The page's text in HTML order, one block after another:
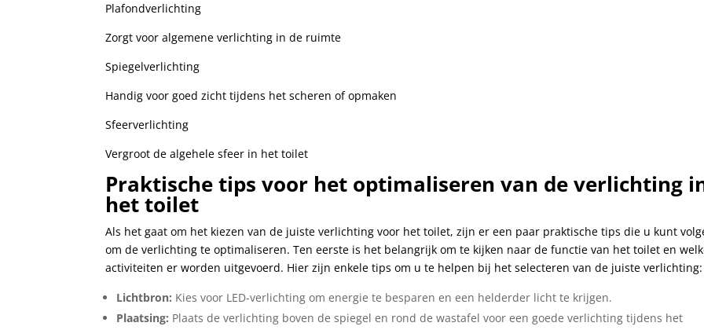
Plafondverlichting
Zorgt voor algemene verlichting in de ruimte
Spiegelverlichting
Handig voor goed zicht tijdens het scheren of opmaken
Sfeerverlichting
Vergroot de algehele sfeer in het toilet
Praktische tips voor het optimaliseren van de verlichting
het toilet
Als het gaat om het kiezen van de juiste verlichting voor het toilet, zijn er een paar praktische tips die u kunt
om de verlichting te optimaliseren. Ten eerste is het belangrijk om te kijken naar de functie van het toilet en
activiteiten er worden uitgevoerd. Hier zijn enkele tips om u te helpen bij het selecteren van de juiste verlichting:
Lichtbron: Kies voor LED-verlichting om energie te besparen en een helderder licht te krijgen.
Plaatsing: Plaats de verlichting boven de spiegel en rond de wastafel voor een goede verlichting tijdens het